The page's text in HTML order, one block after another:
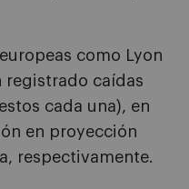
como Lyon
registrado caídas
cada una), en
en proyección
respectivamente.